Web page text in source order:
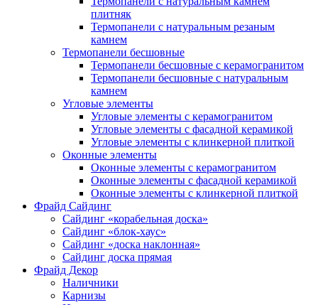
плитняк
Термопанели с натуральным резаным
камнем
Термопанели бесшовные
Термопанели бесшовные с керамогранитом
Термопанели бесшовные с натуральным
камнем
Угловые элементы
Угловые элементы с керамогранитом
Угловые элементы с фасадной керамикой
Угловые элементы с клинкерной плиткой
Оконные элементы
Оконные элементы с керамогранитом
Оконные элементы с фасадной керамикой
Оконные элементы с клинкерной плиткой
Фрайд Сайдинг
Сайдинг «корабельная доска»
Сайдинг «блок-хаус»
Сайдинг «доска наклонная»
Сайдинг доска прямая
Фрайд Декор
Наличники
Карнизы